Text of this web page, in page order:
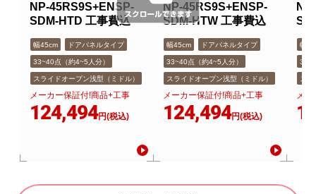
NP-45RS9S+ENSP-
SDM-HTD 工事費込
幅45cm ドアパネルタイプ
33~40点（約4~5人分）
スライドオープン浅型（ミドル）
メーカー保証付!商品+工事
124,494円(税込)
NP-45RS9S+ENSP-
SDM-HTW 工事費込
幅45cm ドアパネルタイプ
33~40点（約4~5人分）
スライドオープン浅型（ミドル）
メーカー保証付!商品+工事
124,494円(税込)
幅
スラ
メー